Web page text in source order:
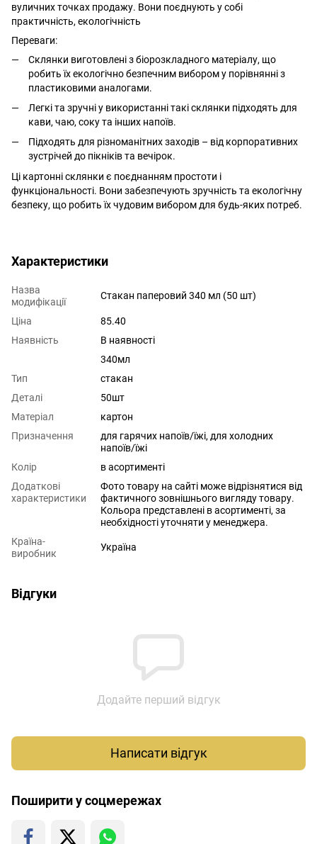
вуличних точках продажу. Вони поєднують у собі
практичність, екологічність
Переваги:
Склянки виготовлені з біорозкладного матеріалу, що
робить їх екологічно безпечним вибором у порівнянні з
пластиковими аналогами.
Легкі та зручні у використанні такі склянки підходять для
кави, чаю, соку та інших напоїв.
Підходять для різноманітних заходів – від корпоративних
зустрічей до пікніків та вечірок.
Ці картонні склянки є поєднанням простоти і
функціональності. Вони забезпечують зручність та екологічну
безпеку, що робить їх чудовим вибором для будь-яких потреб.
Характеристики
Назва
модифікації
Стакан паперовий 340 мл (50 шт)
Ціна
85.40
Наявність
В наявності
340мл
Тип
стакан
Деталі
50шт
Матеріал
картон
Призначення
для гарячих напоїв/їжі, для холодних
напоїв/їжі
Колір
в асортименті
Додаткові
характеристики
Фото товару на сайті може відрізнятися від
фактичного зовнішнього вигляду товару.
Кольора представлені в асортименті, за
необхідності уточняти у менеджера.
Країна-
виробник
Україна
Відгуки
Додайте перший відгук
Написати відгук
Поширити у соцмережах